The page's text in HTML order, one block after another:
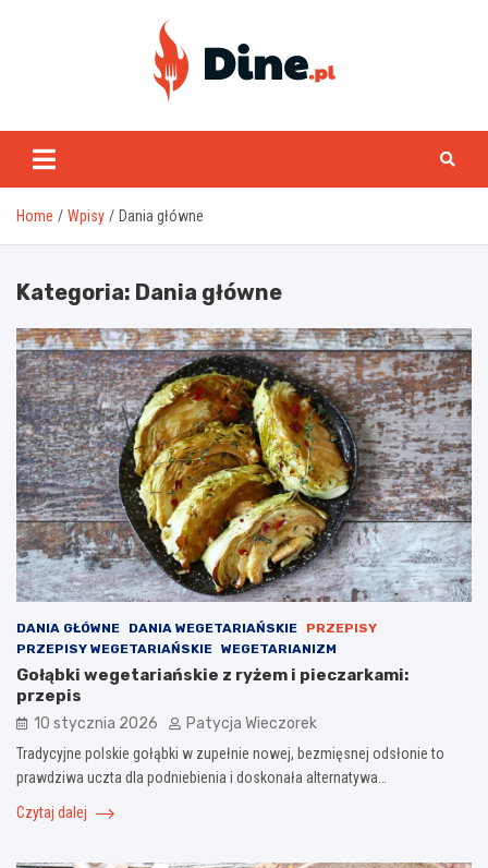
www.dine.pl
Home Wpisy Dania główne
Kategoria: Dania główne
DANIA GŁÓWNE DANIA WEGETARIAŃSKIE
PRZEPISY
PRZEPISY WEGETARIAŃSKIE WEGETARIANIZM
Gołąbki wegetariańskie z ryżem i pieczarkami:
przepis
10 stycznia 2026 Patycja Wieczorek
Tradycyjne polskie gołąbki w zupełnie nowej, bezmięsnej odsłonie to
prawdziwa uczta dla podniebienia i doskonała alternatywa…
Czytaj dalej